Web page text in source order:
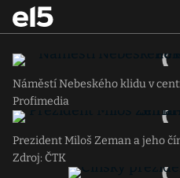
Náměstí Nebeského klidu v
Profimedia
Prezident Miloš Zeman a jeho
Zdroj: ČTK